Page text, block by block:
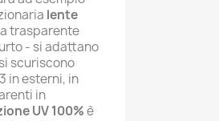
lente
trasparente
- si adattano
scuriscono
in esterni, in
in
UV 100%è